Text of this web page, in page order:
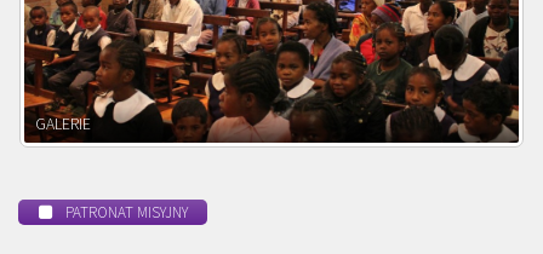
POWOŁANIE MISYJNE
PATRONAT MISYJNY